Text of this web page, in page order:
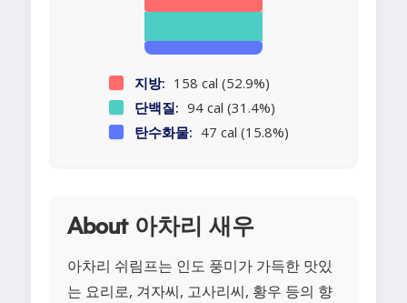
지방: 158 cal (52.9%)
단백질: 94 cal (31.4%)
탄수화물: 47 cal (15.8%)
About 아차리 새우
아차리 쉬림프는 인도 풍미가 가득한 맛있
는 요리로, 겨자씨, 고사리씨, 황우 등의 향